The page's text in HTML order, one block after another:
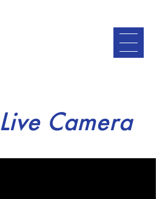
Live Camera